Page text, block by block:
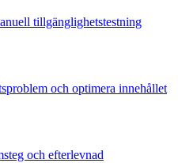
tillgänglighetstestning
och optimera innehållet
och efterlevnad